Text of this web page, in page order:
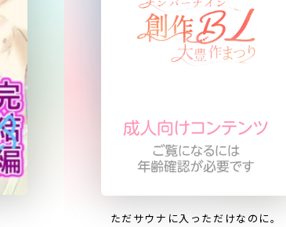
ただサウナに入っただけなのに。